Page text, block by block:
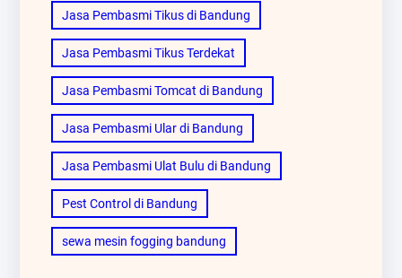
Jasa Pembasmi Tikus di Bandung
Jasa Pembasmi Tikus Terdekat
Jasa Pembasmi Tomcat di Bandung
Jasa Pembasmi Ular di Bandung
Jasa Pembasmi Ulat Bulu di Bandung
Pest Control di Bandung
sewa mesin fogging bandung